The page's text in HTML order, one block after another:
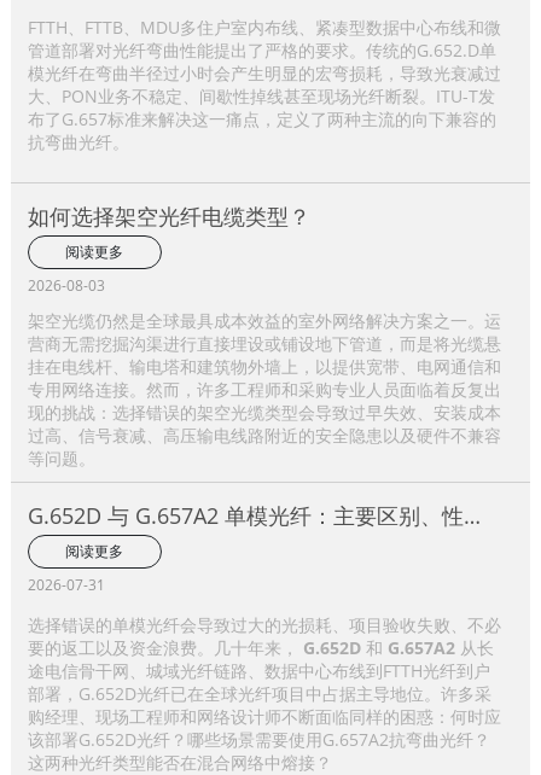
FTTH、FTTB、MDU多住户室内布线、紧凑型数据中心布线和微
管道部署对光纤弯曲性能提出了严格的要求。传统的G.652.D单
模光纤在弯曲半径过小时会产生明显的宏弯损耗，导致光衰减过
大、PON业务不稳定、间歇性掉线甚至现场光纤断裂。ITU-T发
布了G.657标准来解决这一痛点，定义了两种主流的向下兼容的
抗弯曲光纤。
如何选择架空光纤电缆类型？
阅读更多
2026-08-03
架空光缆仍然是全球最具成本效益的室外网络解决方案之一。运
营商无需挖掘沟渠进行直接埋设或铺设地下管道，而是将光缆悬
挂在电线杆、输电塔和建筑物外墙上，以提供宽带、电网通信和
专用网络连接。然而，许多工程师和采购专业人员面临着反复出
现的挑战：选择错误的架空光缆类型会导致过早失效、安装成本
过高、信号衰减、高压输电线路附近的安全隐患以及硬件不兼容
等问题。
G.652D 与 G.657A2 单模光纤：主要区别、性能
比较及应用选择指南
阅读更多
2026-07-31
选择错误的单模光纤会导致过大的光损耗、项目验收失败、不必
要的返工以及资金浪费。几十年来， G.652D和 G.657A2从长
途电信骨干网、城域光纤链路、数据中心布线到FTTH光纤到户
部署，G.652D光纤已在全球光纤项目中占据主导地位。许多采
购经理、现场工程师和网络设计师不断面临同样的困惑：何时应
该部署G.652D光纤？哪些场景需要使用G.657A2抗弯曲光纤？
这两种光纤类型能否在混合网络中熔接？